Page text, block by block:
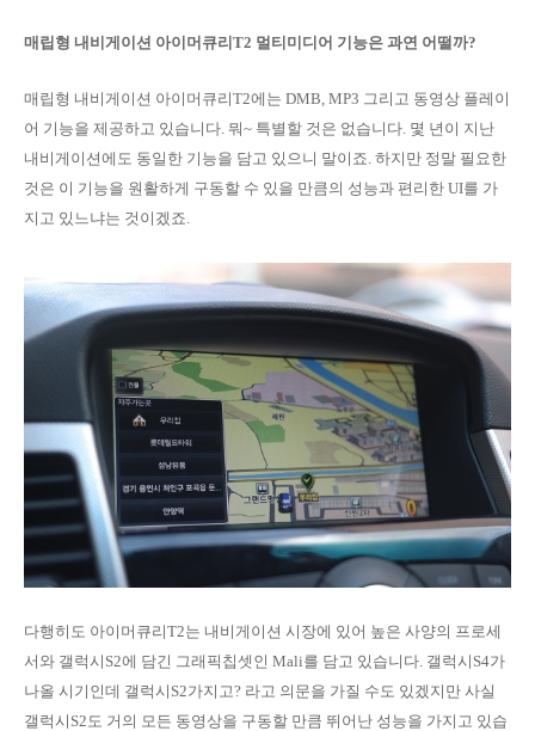
매립형 내비게이션 아이머큐리T2 멀티미디어 기능은 과연 어떨까?
매립형 내비게이션 아이머큐리T2에는 DMB, MP3 그리고 동영상 플레이
어 기능을 제공하고 있습니다. 뭐~ 특별할 것은 없습니다. 몇 년이 지난
내비게이션에도 동일한 기능을 담고 있으니 말이죠. 하지만 정말 필요한
것은 이 기능을 원활하게 구동할 수 있을 만큼의 성능과 편리한 UI를 가
지고 있느냐는 것이겠죠.
다행히도 아이머큐리T2는 내비게이션 시장에 있어 높은 사양의 프로세
서와 갤럭시S2에 담긴 그래픽칩셋인 Mali를 담고 있습니다. 갤럭시S4가
나올 시기인데 갤럭시S2가지고? 라고 의문을 가질 수도 있겠지만 사실
갤럭시S2도 거의 모든 동영상을 구동할 만큼 뛰어난 성능을 가지고 있습